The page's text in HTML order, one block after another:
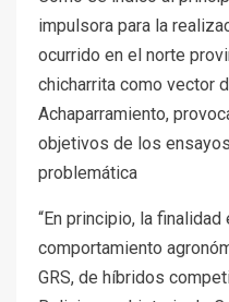
impulsora para la
ocurrido en el norte
chicharrita como vector
Achaparramiento,
objetivos de los
problemática
“En principio, la finalidad
comportamiento
GRS, de híbridos